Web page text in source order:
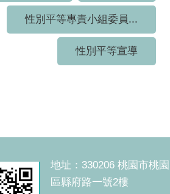
性別平等專責小組委員...
性別平等宣導
地址：330206 桃園市桃園
區縣府路一號2樓